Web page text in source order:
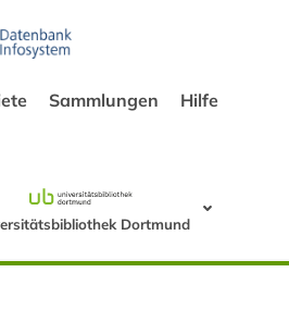
Sammlungen Hilfe
Dortmund